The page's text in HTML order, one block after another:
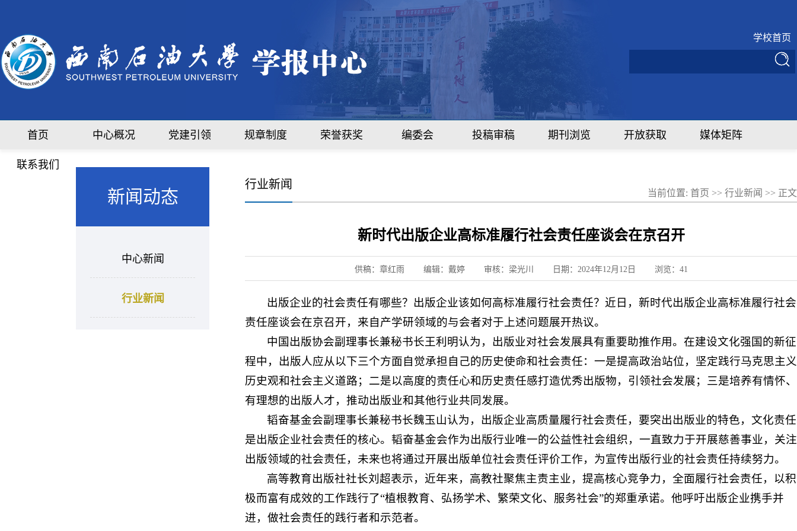
学校首页
首页 中心概况 党建引领 规章制度 荣誉获奖 编委会 投稿审稿 期刊浏览 开放获取 媒体矩阵
联系我们
新闻动态
中心新闻
行业新闻
行业新闻
当前位置: 首页 >> 行业新闻 >> 正文
新时代出版企业高标准履行社会责任座谈会在京召开
供稿：章红雨 编辑：戴婷 审核：梁光川 日期：2024年12月12日 浏览： 41
出版企业的社会责任有哪些？出版企业该如何高标准履行社会责任？近日，新时代出版企业高标准履行社会
责任座谈会在京召开，来自产学研领域的与会者对于上述问题展开热议。
中国出版协会副理事长兼秘书长王利明认为，出版业对社会发展具有重要助推作用。在建设文化强国的新征
程中，出版人应从以下三个方面自觉承担自己的历史使命和社会责任：一是提高政治站位，坚定践行马克思主义
历史观和社会主义道路；二是以高度的责任心和历史责任感打造优秀出版物，引领社会发展；三是培养有情怀、
有理想的出版人才，推动出版业和其他行业共同发展。
韬奋基金会副理事长兼秘书长魏玉山认为，出版企业高质量履行社会责任，要突出出版业的特色，文化责任
是出版企业社会责任的核心。韬奋基金会作为出版行业唯一的公益性社会组织，一直致力于开展慈善事业，关注
出版领域的社会责任，未来也将通过开展出版单位社会责任评价工作，为宣传出版行业的社会责任持续努力。
高等教育出版社社长刘超表示，近年来，高教社聚焦主责主业，提高核心竞争力，全面履行社会责任，以积
极而富有成效的工作践行了“植根教育、弘扬学术、繁荣文化、服务社会”的郑重承诺。他呼吁出版企业携手并
进，做社会责任的践行者和示范者。